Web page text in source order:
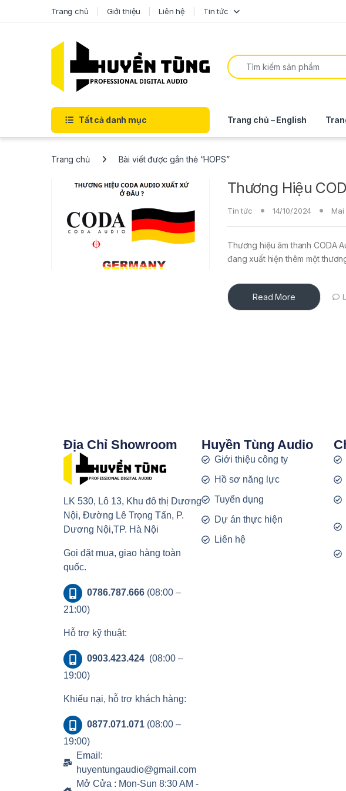
Trang chủ Giới thiệu Liên hệ Tin tức
Tất cả danh mục Trang chủ – English
Trang chủ Bài viết được gắn thẻ “HOPS”
Thương Hiệu
Tin tức 14/10/2024
Thương hiệu âm thanh CODA
đang xuất hiện thêm một
Read More
Địa Chỉ Showroom
LK 530, Lô 13, Khu đô thị Dương
Nội, Đường Lê Trọng Tấn, P.
Dương Nội,TP. Hà Nội
Gọi đặt mua, giao hàng toàn
quốc.
0786.787.666(08:00 –
21:00)
Hỗ trợ kỹ thuật:
0903.423.424 (08:00 –
19:00)
Khiếu nại, hỗ trợ khách hàng:
0877.071.071(08:00 –
19:00)
Email:
huyentungaudio@gmail.com
Mở Cửa : Mon-Sun 8:30 AM -
Huyền Tùng Audio
Giới thiệu công ty
Hồ sơ năng lực
Tuyển dụng
Dự án thực hiện
Liên hệ